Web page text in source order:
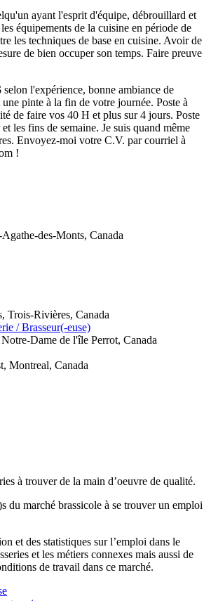
ayant l'esprit d'équipe, débrouillard et
équipements de la cuisine en période de
les techniques de base en cuisine. Avoir de
de bien occuper son temps. Faire preuve
selon l'expérience, bonne ambiance de
pinte à la fin de votre journée. Poste à
de faire vos 40 H et plus sur 4 jours. Poste
les fins de semaine. Je suis quand même
Envoyez-moi votre C.V. par courriel à
!
Agathe-des-Monts, Canada
Trois-Rivières, Canada
/ Brasseur(-euse)
Dame de l'île Perrot, Canada
Montreal, Canada
à trouver de la main d’oeuvre de qualité.
du marché brassicole à se trouver un emploi
et des statistiques sur l’emploi dans le
et les métiers connexes mais aussi de
de travail dans ce marché.